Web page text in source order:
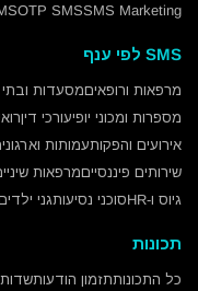
SMS Marketing
OTP SMS
SMS לפי ענף
מרפאות ורופאיםמסעדות
מספרות ומכוני יופיעורכי דין
אירועים והפקותעמותות
שירותים פיננסייםמרפאות
גיוס ו-HR
סוכני נסיעותגני
תכונות
כל התכונותתזמון הודעותשדות